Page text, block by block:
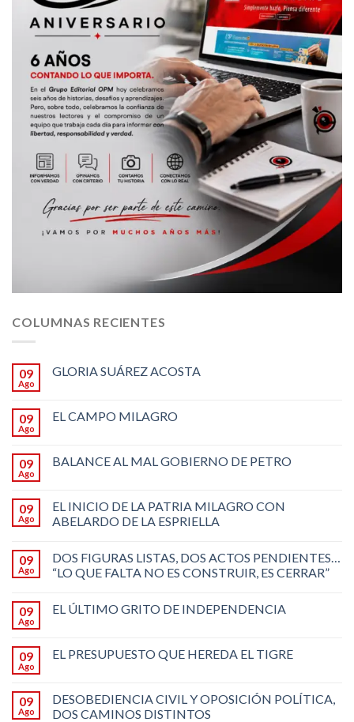
COLUMNAS RECIENTES
09
Ago
GLORIA SUÁREZ ACOSTA
09
Ago
EL CAMPO MILAGRO
09
Ago
BALANCE AL MAL GOBIERNO DE PETRO
09
Ago
EL INICIO DE LA PATRIA MILAGRO CON
ABELARDO DE LA ESPRIELLA
09
Ago
DOS FIGURAS LISTAS, DOS ACTOS PENDIENTES…
“LO QUE FALTA NO ES CONSTRUIR, ES CERRAR”
09
Ago
EL ÚLTIMO GRITO DE INDEPENDENCIA
09
Ago
EL PRESUPUESTO QUE HEREDA EL TIGRE
09
Ago
DESOBEDIENCIA CIVIL Y OPOSICIÓN POLÍTICA,
DOS CAMINOS DISTINTOS